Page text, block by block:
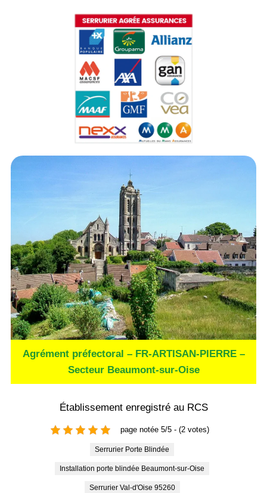
Agrément préfectoral – FR-ARTISAN-PIERRE –
Secteur Beaumont-sur-Oise
Établissement enregistré au RCS
page notée 5/5 - (2 votes)
Serrurier Porte Blindée
Installation porte blindée Beaumont-sur-Oise
Serrurier Val-d'Oise 95260